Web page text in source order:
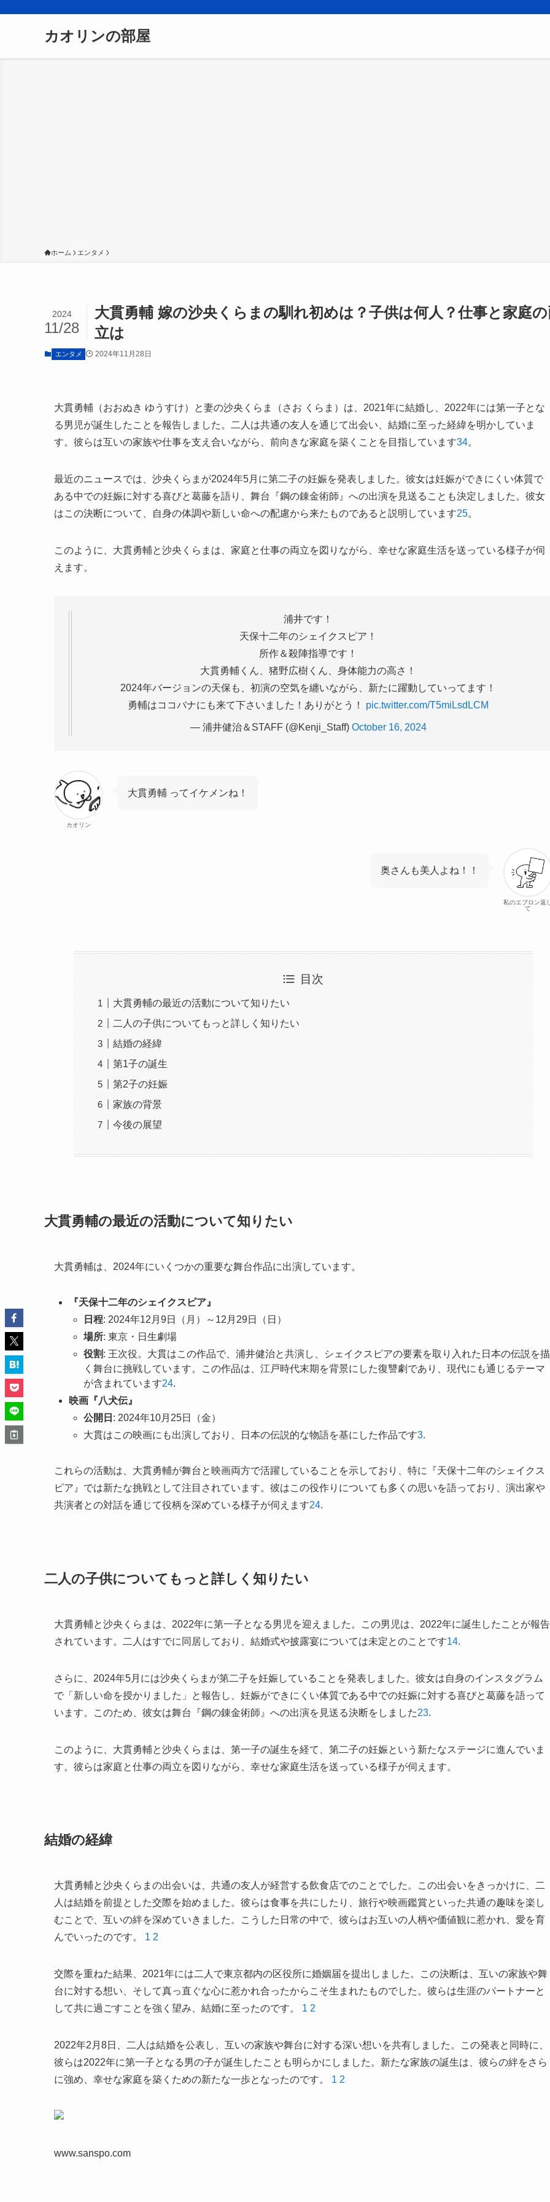
カオリンの部屋
ホーム エンタメ
大貫勇輔 嫁の沙央くらまの馴れ初めは？子供は何人？仕事と家庭
立は
2024
11/28
エンタメ 2024年11月28日
大貫勇輔（おおぬき ゆうすけ）と妻の沙央くらま（さお くらま）は、2021年に結婚し、2022年には第一子とな
る男児が誕生したことを報告しました。二人は共通の友人を通じて出会い、結婚に至った経緯を明かしていま
す。彼らは互いの家族や仕事を支え合いながら、前向きな家庭を築くことを目指しています34。
最近のニュースでは、沙央くらまが2024年5月に第二子の妊娠を発表しました。彼女は妊娠ができにくい体質で
ある中での妊娠に対する喜びと葛藤を語り、舞台『鋼の錬金術師』への出演を見送ることも決定しました。彼女
はこの決断について、自身の体調や新しい命への配慮から来たものであると説明しています25。
このように、大貫勇輔と沙央くらまは、家庭と仕事の両立を図りながら、幸せな家庭生活を送っている様子が伺
えます。
浦井です！
天保十二年のシェイクスピア！
所作＆殺陣指導です！
大貫勇輔くん、猪野広樹くん、身体能力の高さ！
2024年バージョンの天保も、初演の空気を纏いながら、新たに躍動していってます！
勇輔はココバナにも来て下さいました！ありがとう！ pic.twitter.com/T5miLsdLCM
— 浦井健治＆STAFF (@Kenji_Staff) October 16, 2024
カオリン
大貫勇輔 ってイケメンね！
私のエプロン返
て
奥さんも美人よね！！
目次
大貫勇輔の最近の活動について知りたい
二人の子供についてもっと詳しく知りたい
結婚の経緯
第1子の誕生
第2子の妊娠
家族の背景
今後の展望
大貫勇輔の最近の活動について知りたい
大貫勇輔は、2024年にいくつかの重要な舞台作品に出演しています。
『天保十二年のシェイクスピア』
日程: 2024年12月9日（月）～12月29日（日）
場所: 東京・日生劇場
役割: 王次役。大貫はこの作品で、浦井健治と共演し、シェイクスピアの要素を取り入れた日本の伝説を描
く舞台に挑戦しています。この作品は、江戸時代末期を背景にした復讐劇であり、現代にも通じるテーマ
が含まれています24.
映画『八犬伝』
公開日 : 2024年10月25日（金）
大貫はこの映画にも出演しており、日本の伝説的な物語を基にした作品です3.
これらの活動は、大貫勇輔が舞台と映画両方で活躍していることを示しており、特に『天保十二年のシェイクス
ピア』では新たな挑戦として注目されています。彼はこの役作りについても多くの思いを語っており、演出家や
共演者との対話を通じて役柄を深めている様子が伺えます24.
二人の子供についてもっと詳しく知りたい
大貫勇輔と沙央くらまは、2022年に第一子となる男児を迎えました。この男児は、2022年に誕生したことが報告
されています。二人はすでに同居しており、結婚式や披露宴については未定とのことです14.
さらに、2024年5月には沙央くらまが第二子を妊娠していることを発表しました。彼女は自身のインスタグラム
で「新しい命を授かりました」と報告し、妊娠ができにくい体質である中での妊娠に対する喜びと葛藤を語って
います。このため、彼女は舞台『鋼の錬金術師』への出演を見送る決断をしました23.
このように、大貫勇輔と沙央くらまは、第一子の誕生を経て、第二子の妊娠という新たなステージに進んでいま
す。彼らは家庭と仕事の両立を図りながら、幸せな家庭生活を送っている様子が伺えます。
結婚の経緯
大貫勇輔と沙央くらまの出会いは、共通の友人が経営する飲食店でのことでした。この出会いをきっかけに、二
人は結婚を前提とした交際を始めました。彼らは食事を共にしたり、旅行や映画鑑賞といった共通の趣味を楽し
むことで、互いの絆を深めていきました。こうした日常の中で、彼らはお互いの人柄や価値観に惹かれ、愛を育
んでいったのです。 1 2
交際を重ねた結果、2021年には二人で東京都内の区役所に婚姻届を提出しました。この決断は、互いの家族や舞
台に対する想い、そして真っ直ぐな心に惹かれ合ったからこそ生まれたものでした。彼らは生涯のパートナーと
して共に過ごすことを強く望み、結婚に至ったのです。 1 2
2022年2月8日、二人は結婚を公表し、互いの家族や舞台に対する深い想いを共有しました。この発表と同時に、
彼らは2022年に第一子となる男の子が誕生したことも明らかにしました。新たな家族の誕生は、彼らの絆をさら
に強め、幸せな家庭を築くための新たな一歩となったのです。 1 2
www.sanspo.com